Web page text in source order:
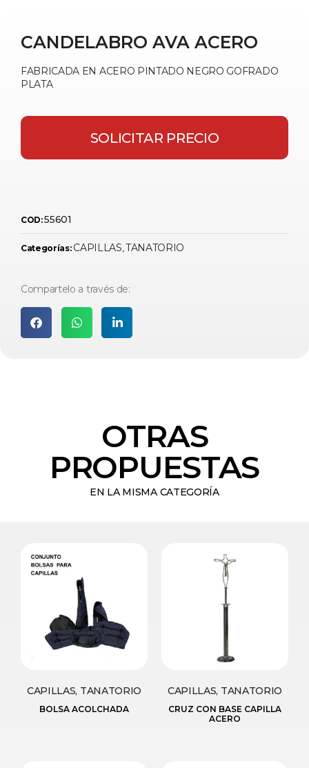
CANDELABRO AVA ACERO
FABRICADA EN ACERO PINTADO NEGRO GOFRADO
PLATA
SOLICITAR PRECIO
COD:55601
Categorías: CAPILLAS,TANATORIO
Compartelo a través de:
OTRAS
PROPUESTAS
EN LA MISMA CATEGORÍA
CAPILLAS, TANATORIO
BOLSA ACOLCHADA
CAPILLAS, TANATORIO
CRUZ CON BASE CAPILLA
ACERO